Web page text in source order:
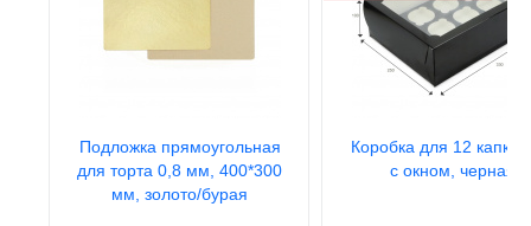
Подложка прямоугольная
для торта 0,8 мм, 400*300
мм, золото/бурая
Коробка для 12
с окном, черная